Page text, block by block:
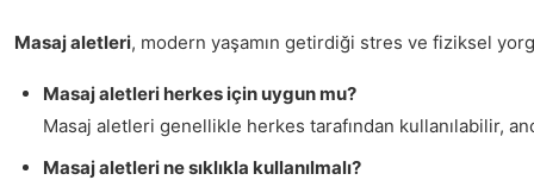
Masaj aletleri, modern yaşamın getirdiği stres ve fiziksel
Masaj aletleri herkes için uygun mu?
Masaj aletleri genellikle herkes tarafından kullanılabilir,
Masaj aletleri ne sıklıkla kullanılmalı?